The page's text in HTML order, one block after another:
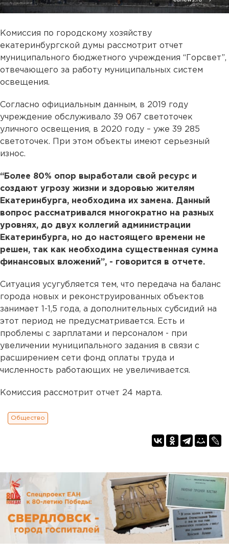
Комиссия по городскому хозяйству
екатеринбургской думы рассмотрит отчет
муниципального бюджетного учреждения “Горсвет”,
отвечающего за работу муниципальных систем
освещения.
Согласно официальным данным, в 2019 году
учреждение обслуживало 39 067 светоточек
уличного освещения, в 2020 году – уже 39 285
светоточек. При этом объекты имеют серьезный
износ.
“Более 80% опор выработали свой ресурс и
создают угрозу жизни и здоровью жителям
Екатеринбурга, необходима их замена. Данный
вопрос рассматривался многократно на разных
уровнях, до двух коллегий администрации
Екатеринбурга, но до настоящего времени не
решен, так как необходима существенная сумма
финансовых вложений”, - говорится в отчете.
Ситуация усугубляется тем, что передача на баланс
города новых и реконструированных объектов
занимает 1-1,5 года, а дополнительных субсидий на
этот период не предусматривается. Есть и
проблемы с зарплатами и персоналом - при
увеличении муниципального задания в связи с
расширением сети фонд оплаты труда и
численность работающих не увеличивается.
Комиссия рассмотрит отчет 24 марта.
Общество